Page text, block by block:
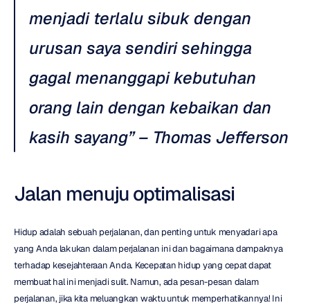
menjadi terlalu sibuk dengan
urusan saya sendiri sehingga
gagal menanggapi kebutuhan
orang lain dengan kebaikan dan
kasih sayang” – Thomas Jefferson
Jalan menuju optimalisasi
Hidup adalah sebuah perjalanan, dan penting untuk menyadari apa
yang Anda lakukan dalam perjalanan ini dan bagaimana dampaknya
terhadap kesejahteraan Anda. Kecepatan hidup yang cepat dapat
membuat hal ini menjadi sulit. Namun, ada pesan-pesan dalam
perjalanan, jika kita meluangkan waktu untuk memperhatikannya! Ini